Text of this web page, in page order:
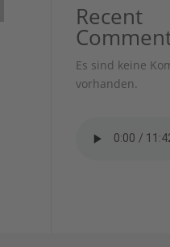
Recent
Es sind keine
vorhanden.